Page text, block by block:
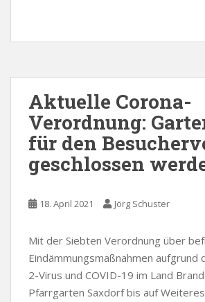
Aktuelle Corona-
Verordnung:
für den
geschlossen
18. April 2021 Jörg Schuster
Mit der Siebten Verordnung über
Eindämmungsmaßnahmen aufgrund
2-Virus und COVID-19 im Land
Pfarrgarten Saxdorf bis auf